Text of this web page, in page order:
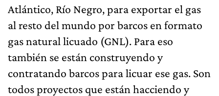
Atlántico, Río Negro, para exportar el gas
al resto del mundo por barcos en formato
gas natural licuado (GNL). Para eso
también se están construyendo y
contratando barcos para licuar ese gas. Son
todos proyectos que están hacciendo y